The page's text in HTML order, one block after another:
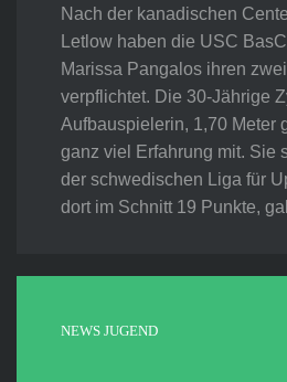
Nach der kanadischen
Letlow haben die USC
Marissa Pangalos ihren
verpflichtet. Die 30-Jährige
Aufbauspielerin, 1,70 Meter
ganz viel Erfahrung mit. Sie
der schwedischen Liga für
dort im Schnitt 19 Punkte,
NEWS JUGEND